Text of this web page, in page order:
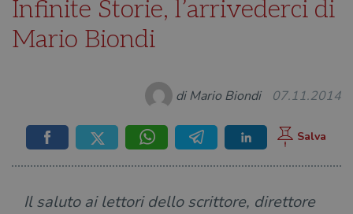
Infinite Storie, l’arrivederci di
Mario Biondi
di Mario Biondi 07.11.2014
Il saluto ai lettori dello scrittore, direttore